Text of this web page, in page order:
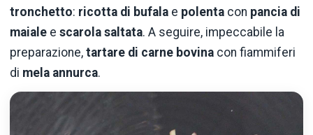
tronchetto: ricotta di bufala e polenta con pancia di
maiale e scarola saltata. A seguire, impeccabile la
preparazione, tartare di carne bovina con fiammiferi
di mela annurca.